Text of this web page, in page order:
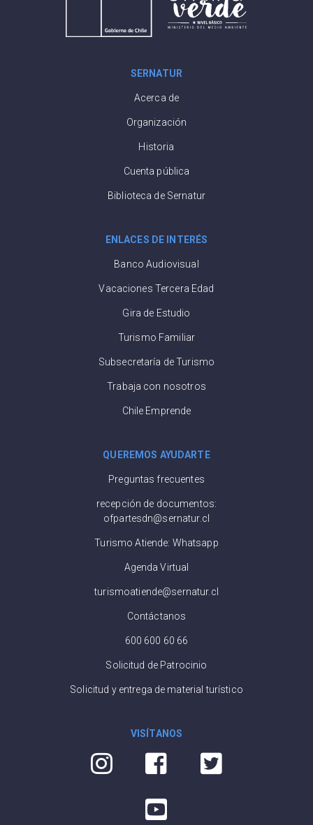
SERNATUR
Acerca de
Organización
Historia
Cuenta pública
Biblioteca de Sernatur
ENLACES DE INTERÉS
Banco Audiovisual
Vacaciones Tercera Edad
Gira de Estudio
Turismo Familiar
Subsecretaría de Turismo
Trabaja con nosotros
Chile Emprende
QUEREMOS AYUDARTE
Preguntas frecuentes
recepción de documentos:
ofpartesdn@sernatur.cl
Turismo Atiende: Whatsapp
Agenda Virtual
turismoatiende@sernatur.cl
Contáctanos
600 600 60 66
Solicitud de Patrocinio
Solicitud y entrega de material turístico
VISÍTANOS